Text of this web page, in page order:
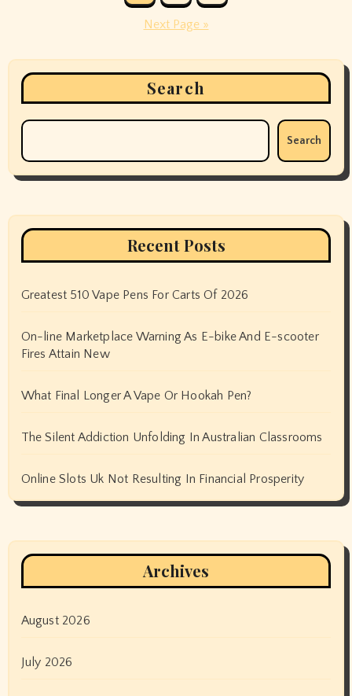
Next Page »
Search
Search
Recent Posts
Greatest 510 Vape Pens For Carts Of 2026
On-line Marketplace Warning As E-bike And E-scooter
Fires Attain New
What Final Longer A Vape Or Hookah Pen?
The Silent Addiction Unfolding In Australian Classrooms
Online Slots Uk Not Resulting In Financial Prosperity
Archives
August 2026
July 2026